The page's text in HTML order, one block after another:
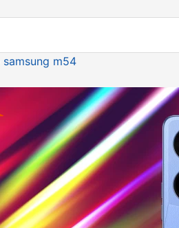
samsung m54